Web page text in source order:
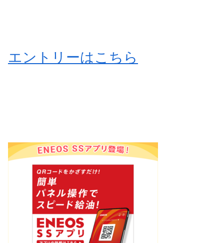
エントリーはこちら